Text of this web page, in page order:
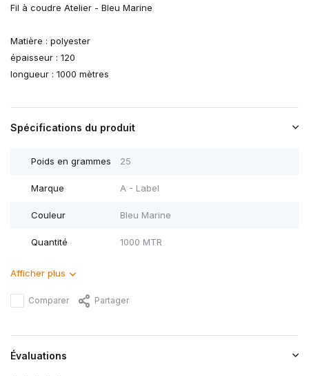
Fil à coudre Atelier - Bleu Marine
Matière : polyester
épaisseur : 120
longueur : 1000 mètres
Spécifications du produit
Poids en grammes 25
Marque A - Label
Couleur Bleu Marine
Quantité 1000 MTR
Afficher plus
Comparer Partager
Évaluations